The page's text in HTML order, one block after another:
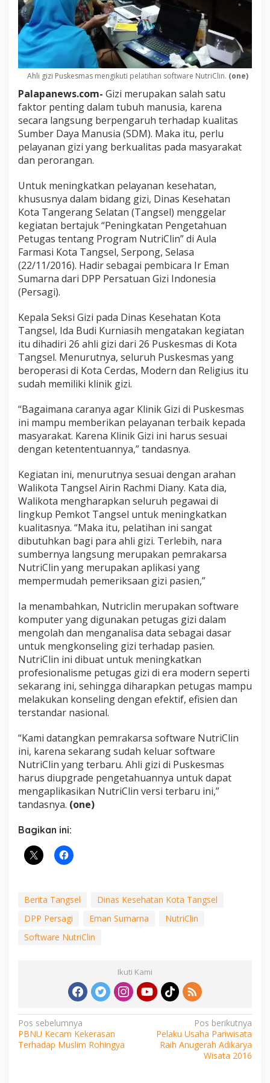
Ahli gizi Puskesmas mengikuti pelatihan software NutriClin. (one)
Palapanews.com- Gizi merupakan salah satu
faktor penting dalam tubuh manusia, karena
secara langsung berpengaruh terhadap kualitas
Sumber Daya Manusia (SDM). Maka itu, perlu
pelayanan gizi yang berkualitas pada masyarakat
dan perorangan.
Untuk meningkatkan pelayanan kesehatan,
khususnya dalam bidang gizi, Dinas Kesehatan
Kota Tangerang Selatan (Tangsel) menggelar
kegiatan bertajuk “Peningkatan Pengetahuan
Petugas tentang Program NutriClin” di Aula
Farmasi Kota Tangsel, Serpong, Selasa
(22/11/2016). Hadir sebagai pembicara Ir Eman
Sumarna dari DPP Persatuan Gizi Indonesia
(Persagi).
Kepala Seksi Gizi pada Dinas Kesehatan Kota
Tangsel, Ida Budi Kurniasih mengatakan kegiatan
itu dihadiri 26 ahli gizi dari 26 Puskesmas di Kota
Tangsel. Menurutnya, seluruh Puskesmas yang
beroperasi di Kota Cerdas, Modern dan Religius itu
sudah memiliki klinik gizi.
“Bagaimana caranya agar Klinik Gizi di Puskesmas
ini mampu memberikan pelayanan terbaik kepada
masyarakat. Karena Klinik Gizi ini harus sesuai
dengan ketententuannya,” tandasnya.
Kegiatan ini, menurutnya sesuai dengan arahan
Walikota Tangsel Airin Rachmi Diany. Kata dia,
Walikota mengharapkan seluruh pegawai di
lingkup Pemkot Tangsel untuk meningkatkan
kualitasnya. “Maka itu, pelatihan ini sangat
dibutuhkan bagi para ahli gizi. Terlebih, nara
sumbernya langsung merupakan pemrakarsa
NutriClin yang merupakan aplikasi yang
mempermudah pemeriksaan gizi pasien,”
Ia menambahkan, Nutriclin merupakan software
komputer yang digunakan petugas gizi dalam
mengolah dan menganalisa data sebagai dasar
untuk mengkonseling gizi terhadap pasien.
NutriClin ini dibuat untuk meningkatkan
profesionalisme petugas gizi di era modern seperti
sekarang ini, sehingga diharapkan petugas mampu
melakukan konseling dengan efektif, efisien dan
terstandar nasional.
“Kami datangkan pemrakarsa software NutriClin
ini, karena sekarang sudah keluar software
NutriClin yang terbaru. Ahli gizi di Puskesmas
harus diupgrade pengetahuannya untuk dapat
mengaplikasikan NutriClin versi terbaru ini,”
tandasnya. (one)
Bagikan ini:
Berita Tangsel
Dinas Kesehatan Kota Tangsel
DPP Persagi
Eman Sumarna
NutriClin
Software NutriClin
Ikuti Kami
Navigasi
pos
Pos sebelumnya
PBNU Kecam Kekerasan
Terhadap Muslim Rohingya
Pos berikutnya
Pelaku Usaha Pariwisata
Raih Anugerah Adikarya
Wisata 2016